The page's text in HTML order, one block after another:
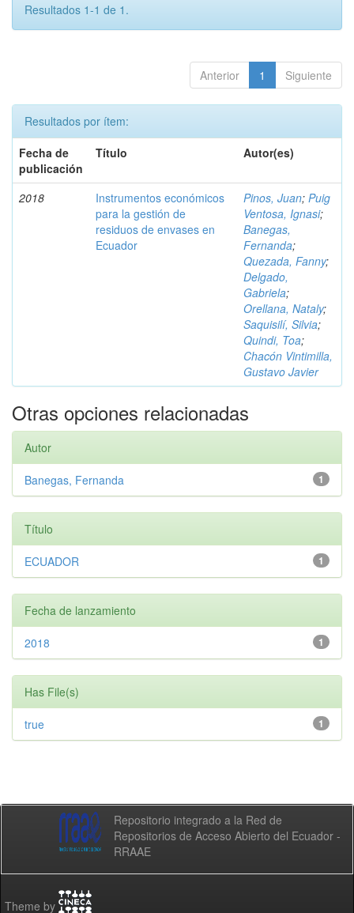
Resultados 1-1 de 1.
Anterior 1 Siguiente
Resultados por ítem:
Fecha de
publicación
Título Autor(es)
2018
Instrumentos económicos
para la gestión de
residuos de envases en
Ecuador
Pinos, Juan; Puig
Ventosa, Ignasi;
Banegas,
Fernanda;
Quezada, Fanny;
Delgado,
Gabriela;
Orellana, Nataly;
Saquisilí, Silvia;
Quindi, Toa;
Chacón Vintimilla,
Gustavo Javier
Otras opciones relacionadas
Autor
1
Banegas, Fernanda
Título
1
ECUADOR
Fecha de lanzamiento
1
2018
Has File(s)
1
true
Repositorio integrado a la Red de
Repositorios de Acceso Abierto del Ecuador -
RRAAE
Theme by